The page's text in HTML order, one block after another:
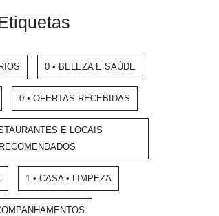
0 • BELEZA E SAÚDE
0 • OFERTAS RECEBIDAS
E LOCAIS
RECOMENDADOS
1 • CASA • LIMPEZA